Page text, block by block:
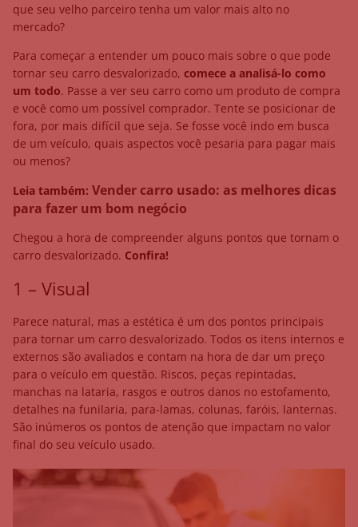
que seu velho parceiro tenha um valor mais alto no
mercado?
Para começar a entender um pouco mais sobre o que pode
tornar seu carro desvalorizado, comece a analisá-lo como
um todo. Passe a ver seu carro como um produto de compra
e você como um possível comprador. Tente se posicionar de
fora, por mais difícil que seja. Se fosse você indo em busca
de um veículo, quais aspectos você pesaria para pagar mais
ou menos?
Leia também: Vender carro usado: as melhores dicas
para fazer um bom negócio
Chegou a hora de compreender alguns pontos que tornam o
carro desvalorizado. Confira!
1 – Visual
Parece natural, mas a estética é um dos pontos principais
para tornar um carro desvalorizado. Todos os itens internos e
externos são avaliados e contam na hora de dar um preço
para o veículo em questão. Riscos, peças repintadas,
manchas na lataria, rasgos e outros danos no estofamento,
detalhes na funilaria, para-lamas, colunas, faróis, lanternas.
São inúmeros os pontos de atenção que impactam no valor
final do seu veículo usado.